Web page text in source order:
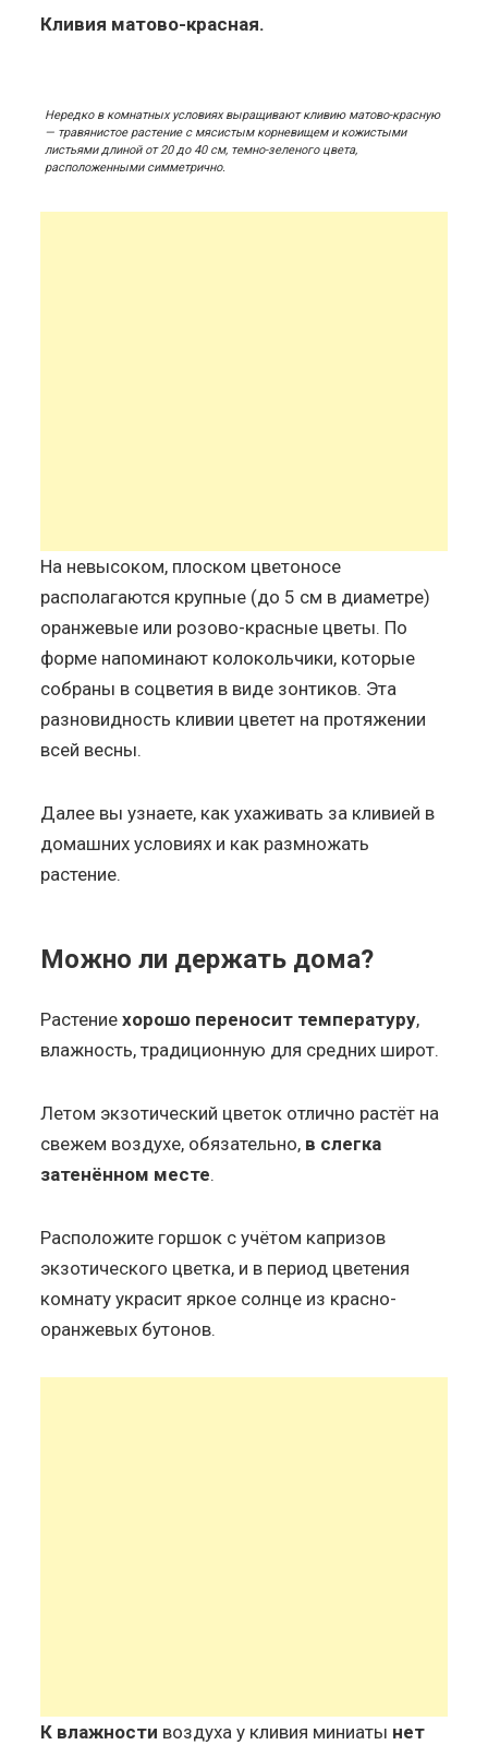
Кливия матово-красная.
Нередко в комнатных условиях выращивают кливию матово-красную
— травянистое растение с мясистым корневищем и кожистыми
листьями длиной от 20 до 40 см, темно-зеленого цвета,
расположенными симметрично.
На невысоком, плоском цветоносе
располагаются крупные (до 5 см в диаметре)
оранжевые или розово-красные цветы. По
форме напоминают колокольчики, которые
собраны в соцветия в виде зонтиков. Эта
разновидность кливии цветет на протяжении
всей весны.
Далее вы узнаете, как ухаживать за кливией в
домашних условиях и как размножать
растение.
Можно ли держать дома?
Растениехорошо переносит температуру,
влажность, традиционную для средних широт.
Летом экзотический цветок отлично растёт на
свежем воздухе, обязательно, в слегка
затенённом месте.
Расположите горшок с учётом капризов
экзотического цветка, и в период цветения
комнату украсит яркое солнце из красно-
оранжевых бутонов.
К влажности воздуха у кливия миниаты нет